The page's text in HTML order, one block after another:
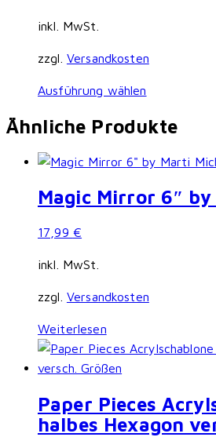
inkl. MwSt.
zzgl. Versandkosten
Ausführung wählen
weist
Varianten
auf.
Die
Produktseite
werden
Ähnliche Produkte
Magic Mirror 6″
17,99 €
inkl. MwSt.
zzgl. Versandkosten
Weiterlesen
Paper Pieces
halbes Hexagon